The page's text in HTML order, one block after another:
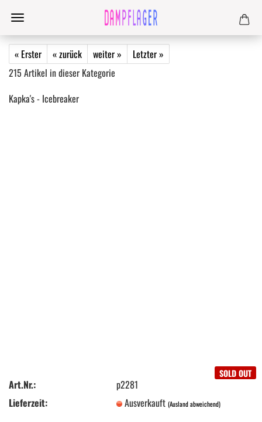
« Erster « zurück weiter »
Letzter »
215 Artikel in dieser Kategorie
Kapka's - Icebreaker
SOLD OUT
Art.Nr.:
p2281
Lieferzeit:
Ausverkauft(Ausland abweichend)